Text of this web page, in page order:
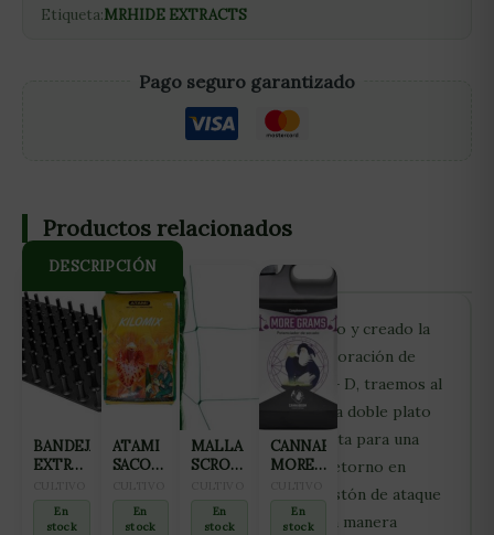
Etiqueta:MRHIDE EXTRACTS
Pago seguro garantizado
DESCRIPCIÓN
En MR.HIDE EXTRACTS hemos fabricado y creado la
prensa WTRP-10 TON, ideal para la elaboración de
extractos de rosin. Gracias al estudio I + D, traemos al
mercado una prensa de Rosin que aporta doble plato
de calentamiento con una medida perfecta para una
doble malla en cada extracción (mayor retorno en
menor tiempo) e incorporamos en el pistón de ataque
una bajada en cuadrícula, bajando de esta manera
Productos relacionados
BANDEJA
EXTRACCION
ALVEOLOS
En
stock
ATAMI
SACO
50LEn
stock
MALLA
SCROG
15X15CM
(2X25M)
En
stock
CANNABOOM
MORE
En
stock